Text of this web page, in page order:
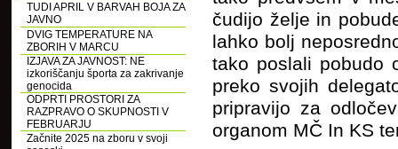
TUDI APRIL V BARVAH BOJA ZA
JAVNO
DVIG TEMPERATURE NA
ZBORIH V MARCU
IZJAVA ZA JAVNOST: NE
izkoriščanju športa za zakrivanje
genocida
ODPRTI PROSTORI ZA
RAZPRAVO O SKUPNOSTI V
FEBRUARJU
Začnite 2025 na zboru v svoji
čudijo želje in
lahko bolj
tako poslali pobudo
preko svojih
pripravijo za
organom MČ In KS